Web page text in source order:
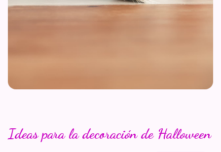
Ideas para la decoración de Halloween